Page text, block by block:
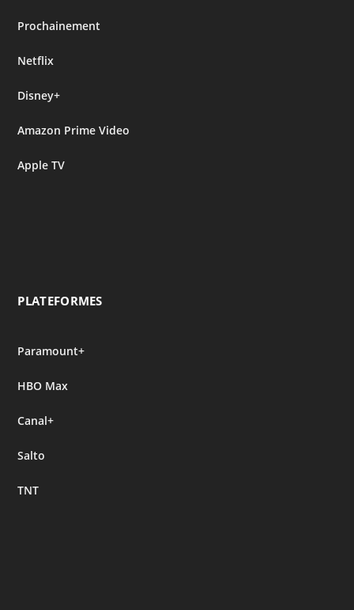
Prochainement
Netflix
Disney+
Amazon Prime Video
Apple TV
PLATEFORMES
Paramount+
HBO Max
Canal+
Salto
TNT